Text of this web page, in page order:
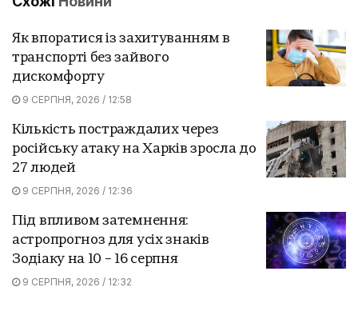
Як впоратися із захитуванням в
транспорті без зайвого
дискомфорту
9 СЕРПНЯ, 2026 / 12:58
Кількість постраждалих через
російську атаку на Харків зросла до
27 людей
9 СЕРПНЯ, 2026 / 12:36
Під впливом затемнення:
астропрогноз для усіх знаків
Зодіаку на 10 – 16 серпня
9 СЕРПНЯ, 2026 / 12:32